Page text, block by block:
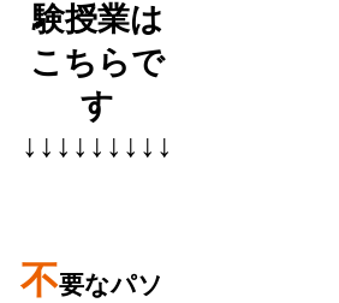
験授業は
こちらで
す
↓↓↓↓↓↓↓↓↓
不要なパソ